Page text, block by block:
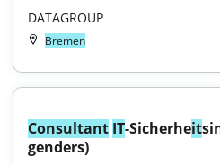
DATAGROUP
Bremen
Consultant IT-Sicherheit
genders)